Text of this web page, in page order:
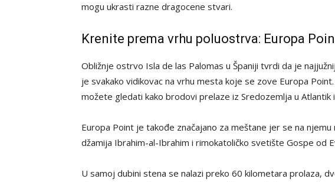
mogu ukrasti razne dragocene stvari.
Krenite prema vrhu poluostrva: Europa
Obližnje ostrvo Isla de las Palomas u Španiji tvrdi da je
je svakako vidikovac na vrhu mesta koje se zove Europa
možete gledati kako brodovi prelaze iz Sredozemlja u Atlantik
Europa Point je takođe značajano za meštane jer se na
džamija Ibrahim-al-Ibrahim i rimokatoličko svetište Gospe od
U samoj dubini stena se nalazi preko 60 kilometara prolaza,